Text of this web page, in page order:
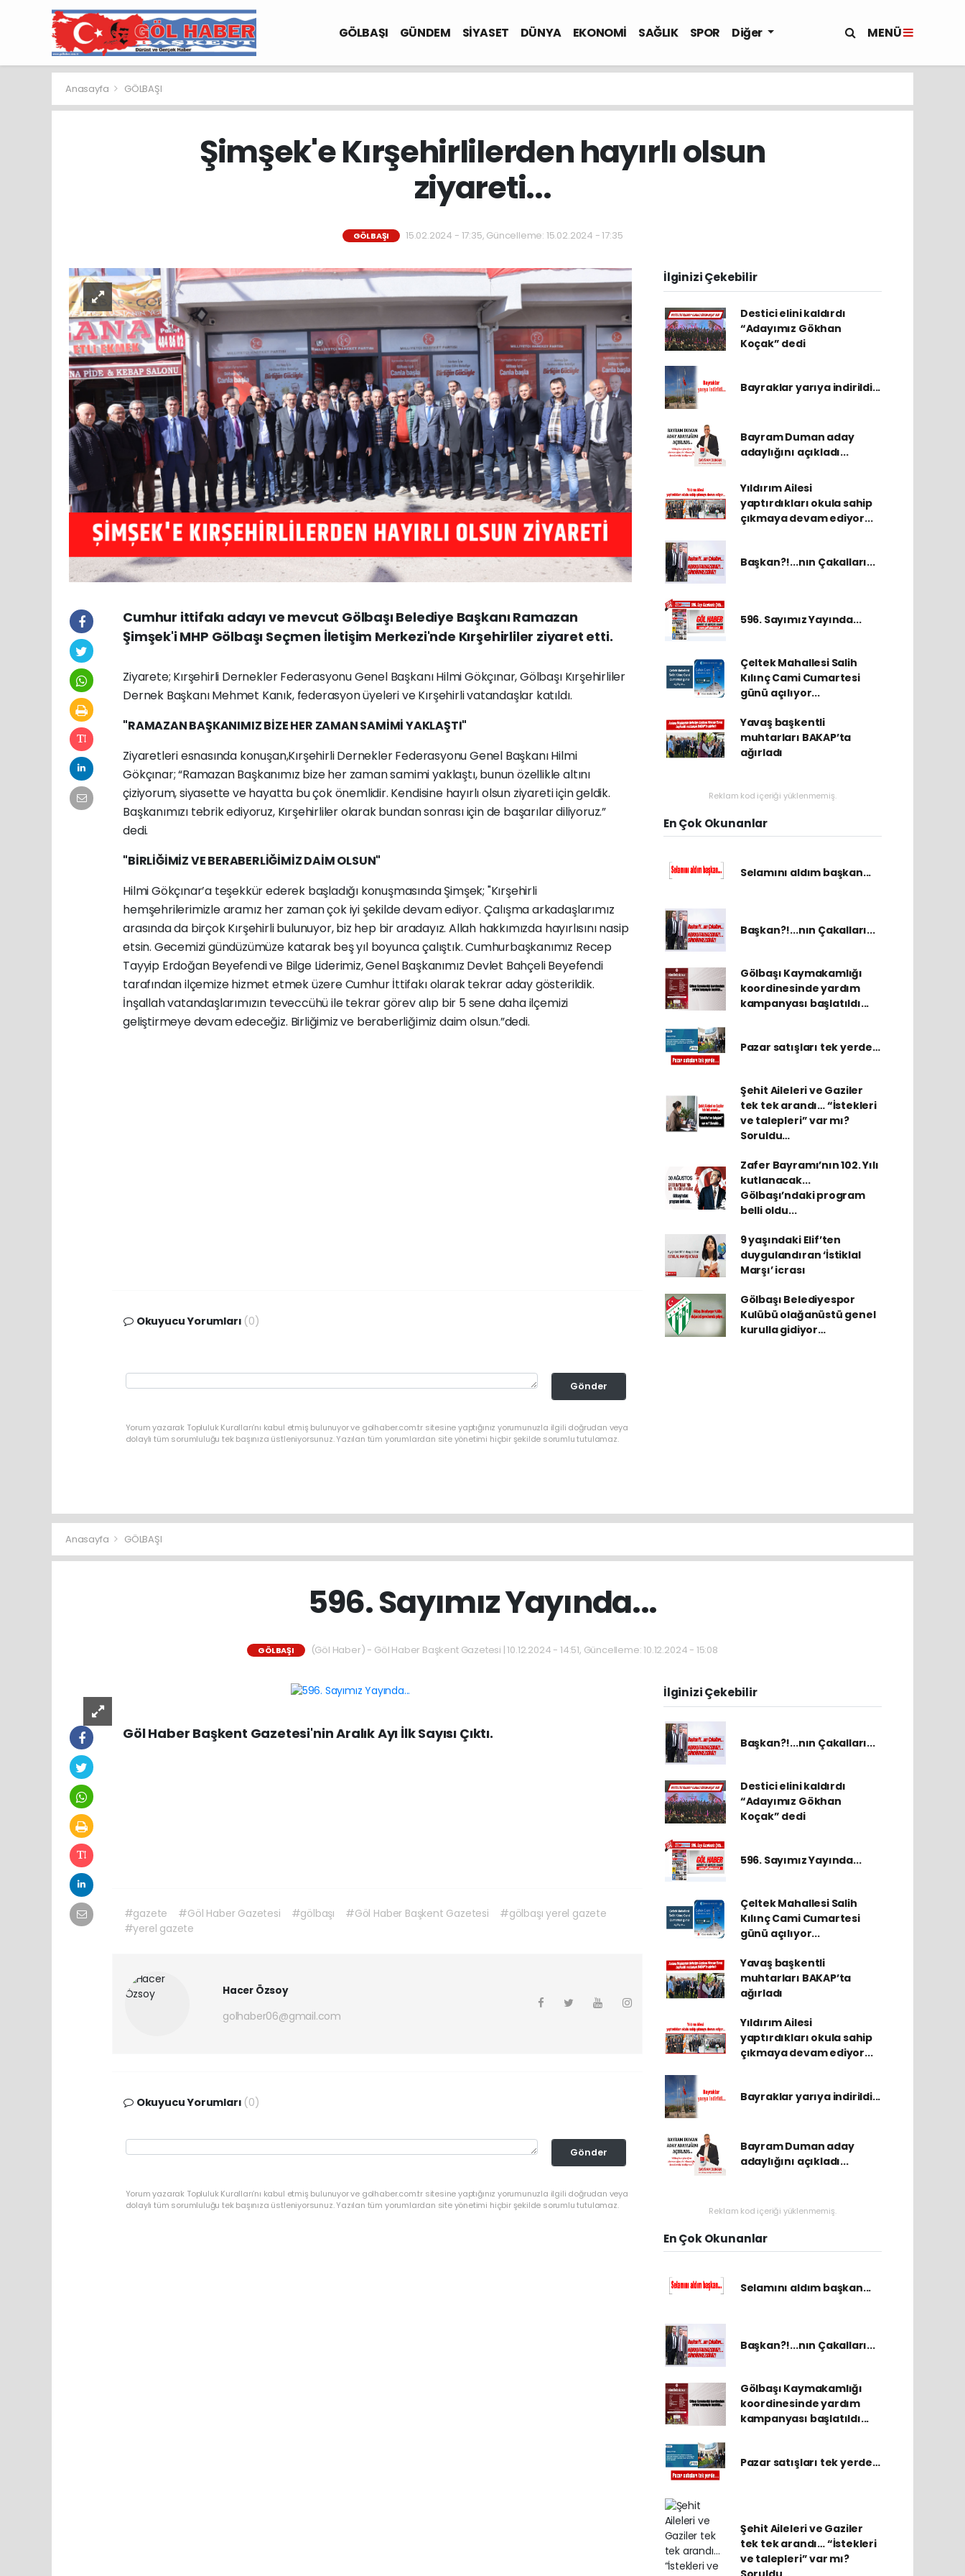
GÖLBAŞI GÜNDEM SİYASET DÜNYA EKONOMİ SAĞLIK SPOR Diğer MENÜ
Anasayfa GÖLBAŞI
Şimşek'e Kırşehirlilerden hayırlı olsun
ziyareti...
GÖLBAŞI 15.02.2024 - 17:35, Güncelleme: 15.02.2024 - 17:35
Cumhur ittifakı adayı ve mevcut Gölbaşı Belediye Başkanı Ramazan
Şimşek'i MHP Gölbaşı Seçmen İletişim Merkezi'nde Kırşehirliler ziyaret etti.
Ziyarete; Kırşehirli Dernekler Federasyonu Genel Başkanı Hilmi Gökçınar, Gölbaşı Kırşehirliler
Dernek Başkanı Mehmet Kanık, federasyon üyeleri ve Kırşehirli vatandaşlar katıldı.
"RAMAZAN BAŞKANIMIZ BİZE HER ZAMAN SAMİMİ YAKLAŞTI"
Ziyaretleri esnasında konuşan,Kırşehirli Dernekler Federasyonu Genel Başkanı Hilmi
Gökçınar; “Ramazan Başkanımız bize her zaman samimi yaklaştı, bunun özellikle altını
çiziyorum, siyasette ve hayatta bu çok önemlidir. Kendisine hayırlı olsun ziyareti için geldik.
Başkanımızı tebrik ediyoruz, Kırşehirliler olarak bundan sonrası için de başarılar diliyoruz.”
dedi.
"BİRLİĞİMİZ VE BERABERLİĞİMİZ DAİM OLSUN"
Hilmi Gökçınar’a teşekkür ederek başladığı konuşmasında Şimşek; "Kırşehirli
hemşehrilerimizle aramız her zaman çok iyi şekilde devam ediyor. Çalışma arkadaşlarımız
arasında da birçok Kırşehirli bulunuyor, biz hep bir aradayız. Allah hakkımızda hayırlısını nasip
etsin. Gecemizi gündüzümüze katarak beş yıl boyunca çalıştık. Cumhurbaşkanımız Recep
Tayyip Erdoğan Beyefendi ve Bilge Liderimiz, Genel Başkanımız Devlet Bahçeli Beyefendi
tarafından ilçemize hizmet etmek üzere Cumhur İttifakı olarak tekrar aday gösterildik.
İnşallah vatandaşlarımızın teveccühü ile tekrar görev alıp bir 5 sene daha ilçemizi
geliştirmeye devam edeceğiz. Birliğimiz ve beraberliğimiz daim olsun.”dedi.
Okuyucu Yorumları (0)
Gönder
Yorum yazarak Topluluk Kuralları’nı kabul etmiş bulunuyor ve golhaber.com.tr sitesine yaptığınız yorumunuzla ilgili doğrudan veya
dolaylı tüm sorumluluğu tek başınıza üstleniyorsunuz. Yazılan tüm yorumlardan site yönetimi hiçbir şekilde sorumlu tutulamaz.
İlginizi Çekebilir
Destici elini kaldırdı
“Adayımız Gökhan
Koçak” dedi
Bayraklar yarıya indirildi...
Bayram Duman aday
adaylığını açıkladı...
Yıldırım Ailesi
yaptırdıkları okula sahip
çıkmaya devam ediyor...
Başkan?!...nın Çakalları...
596. Sayımız Yayında...
Çeltek Mahallesi Salih
Kılınç Cami Cumartesi
günü açılıyor...
Yavaş başkentli
muhtarları BAKAP’ta
ağırladı
Reklam kod içeriği yüklenmemiş.
En Çok Okunanlar
Selamını aldım başkan...
Başkan?!...nın Çakalları...
Gölbaşı Kaymakamlığı
koordinesinde yardım
kampanyası başlatıldı...
Pazar satışları tek yerde…
Şehit Aileleri ve Gaziler
tek tek arandı… “İstekleri
ve talepleri” var mı?
Soruldu…
Zafer Bayramı’nın 102. Yılı
kutlanacak...
Gölbaşı’ndaki program
belli oldu...
9 yaşındaki Elif’ten
duygulandıran ‘İstiklal
Marşı’ icrası
Gölbaşı Belediyespor
Kulübü olağanüstü genel
kurulla gidiyor…
Anasayfa GÖLBAŞI
596. Sayımız Yayında...
GÖLBAŞI (Göl Haber) - Göl Haber Başkent Gazetesi | 10.12.2024 - 14:51, Güncelleme: 10.12.2024 - 15:08
Göl Haber Başkent Gazetesi'nin Aralık Ayı İlk Sayısı Çıktı.
#gazete #Göl Haber Gazetesi #gölbaşı #Göl Haber Başkent Gazetesi
#gölbaşı yerel gazete
#yerel gazete
Hacer Özsoy
golhaber06@gmail.com
Okuyucu Yorumları (0)
Gönder
Yorum yazarak Topluluk Kuralları’nı kabul etmiş bulunuyor ve golhaber.com.tr sitesine yaptığınız yorumunuzla ilgili doğrudan veya
dolaylı tüm sorumluluğu tek başınıza üstleniyorsunuz. Yazılan tüm yorumlardan site yönetimi hiçbir şekilde sorumlu tutulamaz.
İlginizi Çekebilir
Başkan?!...nın Çakalları...
Destici elini kaldırdı
“Adayımız Gökhan
Koçak” dedi
596. Sayımız Yayında...
Çeltek Mahallesi Salih
Kılınç Cami Cumartesi
günü açılıyor...
Yavaş başkentli
muhtarları BAKAP’ta
ağırladı
Yıldırım Ailesi
yaptırdıkları okula sahip
çıkmaya devam ediyor...
Bayraklar yarıya indirildi...
Bayram Duman aday
adaylığını açıkladı...
Reklam kod içeriği yüklenmemiş.
En Çok Okunanlar
Selamını aldım başkan...
Başkan?!...nın Çakalları...
Gölbaşı Kaymakamlığı
koordinesinde yardım
kampanyası başlatıldı...
Pazar satışları tek yerde…
Şehit Aileleri ve Gaziler
tek tek arandı… “İstekleri
ve talepleri” var mı?